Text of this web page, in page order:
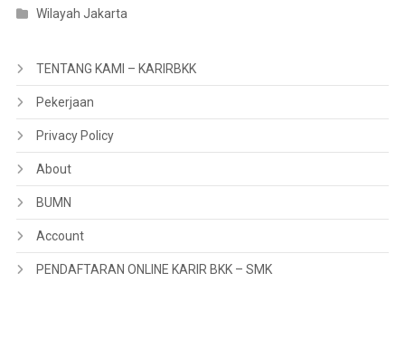
Wilayah Jakarta
TENTANG KAMI – KARIRBKK
Pekerjaan
Privacy Policy
About
BUMN
Account
PENDAFTARAN ONLINE KARIR BKK – SMK